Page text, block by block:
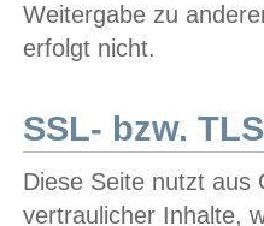
Weitergabe zu
erfolgt nicht.
SSL- bzw.
Diese Seite nutzt aus
vertraulicher Inhalte,